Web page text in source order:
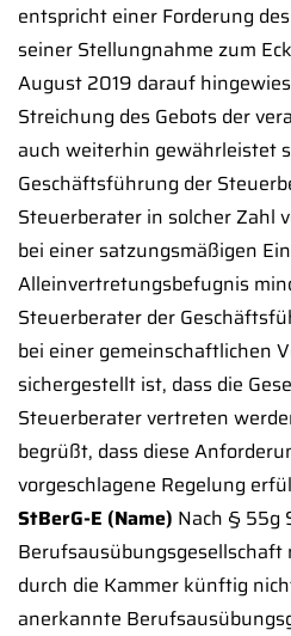
entspricht einer Forderung
seiner Stellungnahme zum
August 2019 darauf
Streichung des Gebots der
auch weiterhin gewährleistet
Geschäftsführung der
Steuerberater in solcher Zahl
bei einer satzungsmäßigen
Alleinvertretungsbefugnis
Steuerberater der
bei einer gemeinschaftlichen
sichergestellt ist, dass die
Steuerberater vertreten
begrüßt, dass diese
vorgeschlagene Regelung
StBerG-E (Name) Nach § 55g
Berufsausübungsgesellschaft
durch die Kammer künftig
anerkannte